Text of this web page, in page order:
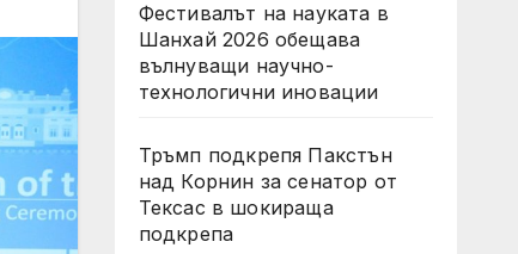
Фестивалът на науката в
Шанхай 2026 обещава
вълнуващи научно-
технологични иновации
Тръмп подкрепя Пакстън
над Корнин за сенатор от
Тексас в шокираща
подкрепа